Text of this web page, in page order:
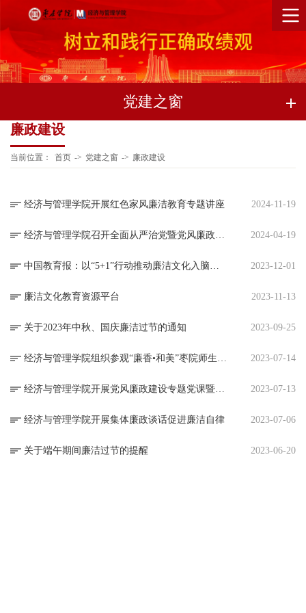
党建之窗
廉政建设
当前位置： 首页 -> 党建之窗 -> 廉政建设
经济与管理学院开展红色家风廉洁教育专题讲座 2024-11-19
2024-04-19
2023-12-01
廉洁文化教育资源平台 2023-11-13
关于2023年中秋、国庆廉洁过节的通知 2023-09-25
2023-07-14
2023-07-13
经济与管理学院开展集体廉政谈话促进廉洁自律 2023-07-06
关于端午期间廉洁过节的提醒 2023-06-20